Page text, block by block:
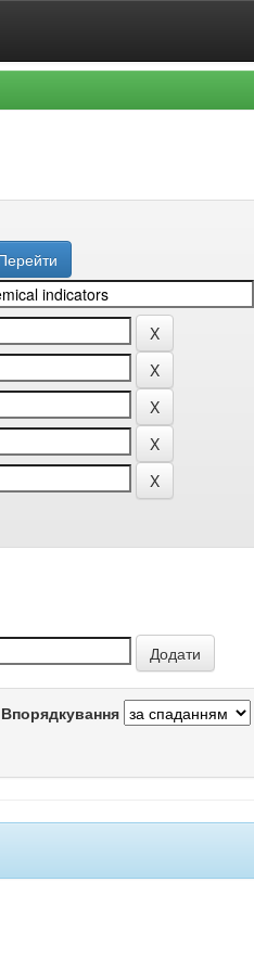
Впорядкування